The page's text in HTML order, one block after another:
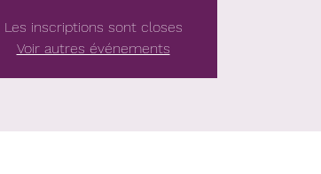
Les inscriptions sont closes
Voir autres événements